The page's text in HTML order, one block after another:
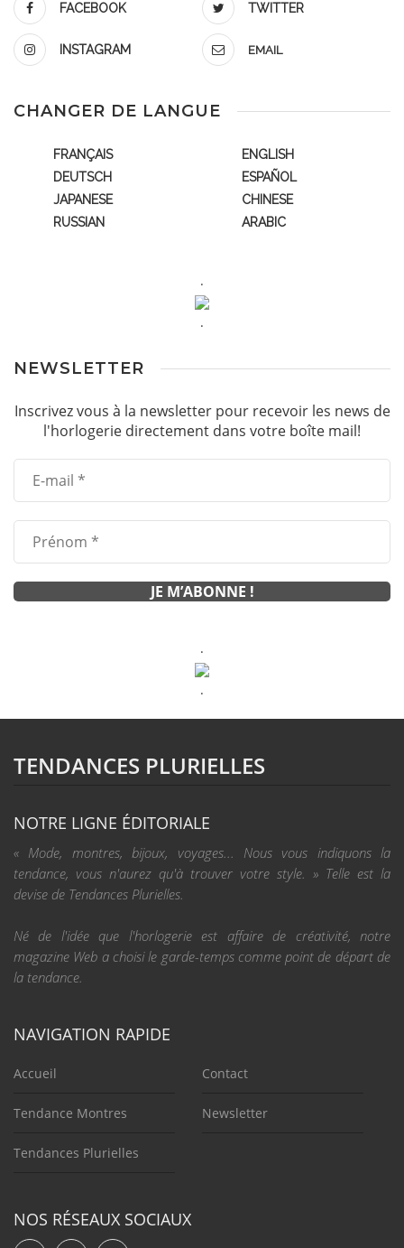
FACEBOOK TWITTER
INSTAGRAM EMAIL
CHANGER DE LANGUE
FRANÇAIS
ENGLISH
DEUTSCH
ESPAÑOL
JAPANESE
CHINESE
RUSSIAN
ARABIC
.
.
NEWSLETTER
Inscrivez vous à la newsletter pour recevoir les news de
l'horlogerie directement dans votre boîte mail!
.
.
TENDANCES PLURIELLES
NOTRE LIGNE ÉDITORIALE
« Mode, montres, bijoux, voyages... Nous vous indiquons la
tendance, vous n'aurez qu'à trouver votre style. » Telle est la
devise de Tendances Plurielles.
Né de l'idée que l'horlogerie est affaire de créativité, notre
magazine Web a choisi le garde-temps comme point de départ de
la tendance.
NAVIGATION RAPIDE
Accueil
Tendance Montres
Tendances Plurielles
Contact
Newsletter
NOS RÉSEAUX SOCIAUX